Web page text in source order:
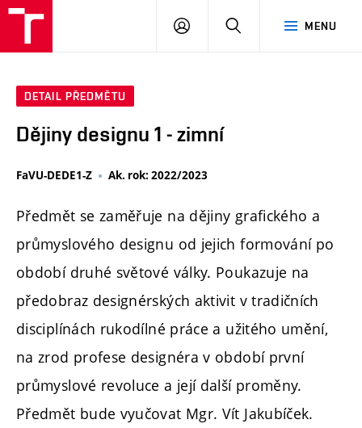
MENU
PŘIHLÁSIT
DETAIL PŘEDMĚTU
Dějiny designu 1 - zimní
FaVU-DEDE1-Z Ak. rok: 2022/2023
Předmět se zaměřuje na dějiny grafického a
průmyslového designu od jejich formování po
období druhé světové války. Poukazuje na
předobraz designérských aktivit v tradičních
disciplínách rukodílné práce a užitého umění,
na zrod profese designéra v období první
průmyslové revoluce a její další proměny.
Předmět bude vyučovat Mgr. Vít Jakubíček.